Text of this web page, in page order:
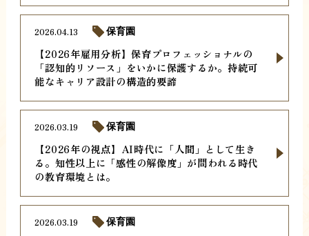
【2026年雇用分析】保育プロフェッショナルの
「認知的リソース」をいかに保護するか。持続可
能なキャリア設計の構造的要諦
2026.04.13 保育園
【2026年の視点】AI時代に「人間」として生き
る。知性以上に「感性の解像度」が問われる時代
の教育環境とは。
2026.03.19 保育園
2026.03.19 保育園